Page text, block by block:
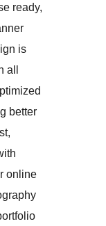
ready,
is
all
better
online